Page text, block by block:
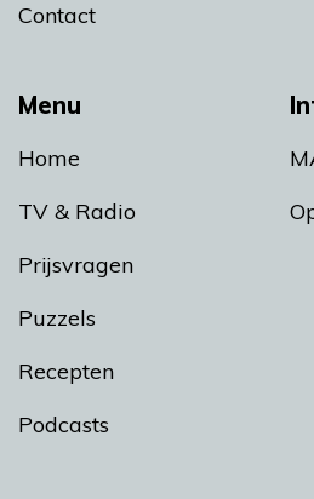
Menu
Home
TV & Radio
Prijsvragen
Puzzels
Recepten
Podcasts
Contact